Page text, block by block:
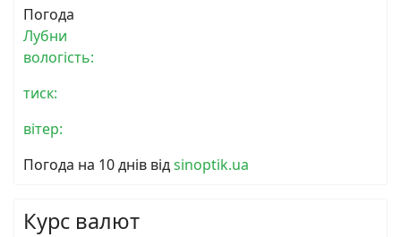
Погода
Лубни
вологість:
тиск:
вітер:
Погода на 10 днів відsinoptik.ua
Курс валют